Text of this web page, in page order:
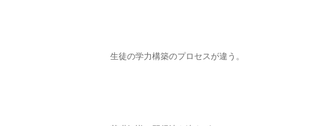
生徒の学力構築のプロセスが違う。